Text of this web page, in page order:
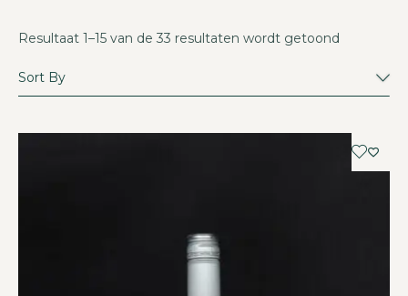
Resultaat 1–15 van de 33 resultaten wordt getoond